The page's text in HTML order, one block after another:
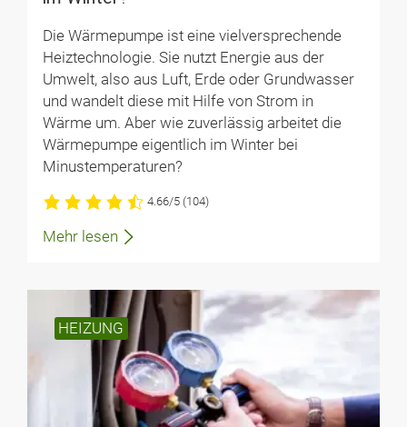
Die Wärmepumpe ist eine vielversprechende
Heiztechnologie. Sie nutzt Energie aus der
Umwelt, also aus Luft, Erde oder Grundwasser
und wandelt diese mit Hilfe von Strom in
Wärme um. Aber wie zuverlässig arbeitet die
Wärmepumpe eigentlich im Winter bei
Minustemperaturen?
4.66/5 (104)
Mehr lesen
HEIZUNG